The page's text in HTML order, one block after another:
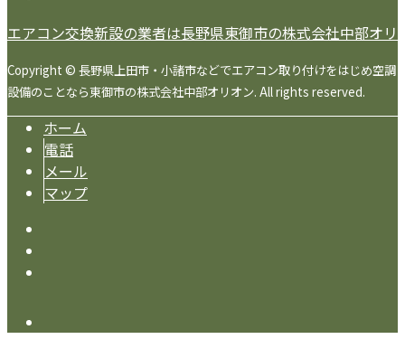
エアコン交換新設の業者は長野県東御市の株式会社中部オ
Copyright © 長野県上田市・小諸市などでエアコン取り付けをはじめ空調
設備のことなら東御市の株式会社中部オリオン. All rights reserved.
ホーム
電話
メール
マップ